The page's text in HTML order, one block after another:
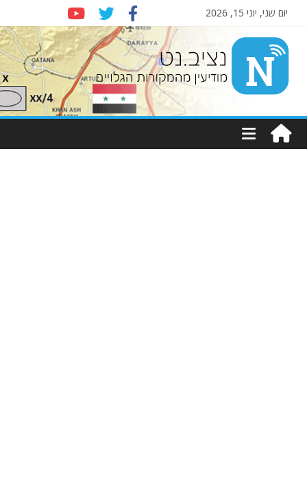
יום שני, יוני 15, 2026
Nziv.net
מודיעין
מהמקורות